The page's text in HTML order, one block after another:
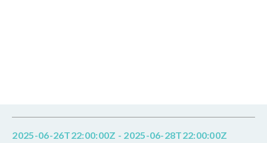
2025-06-26T22:00:00Z - 2025-06-28T22:00:00Z